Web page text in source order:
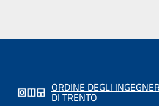
ORDINE DEGLI
DI TRENTO